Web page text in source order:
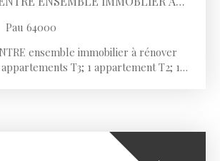
Pau 64000
ensemble immobilier à rénover
T3; 1 appartement T2; 1